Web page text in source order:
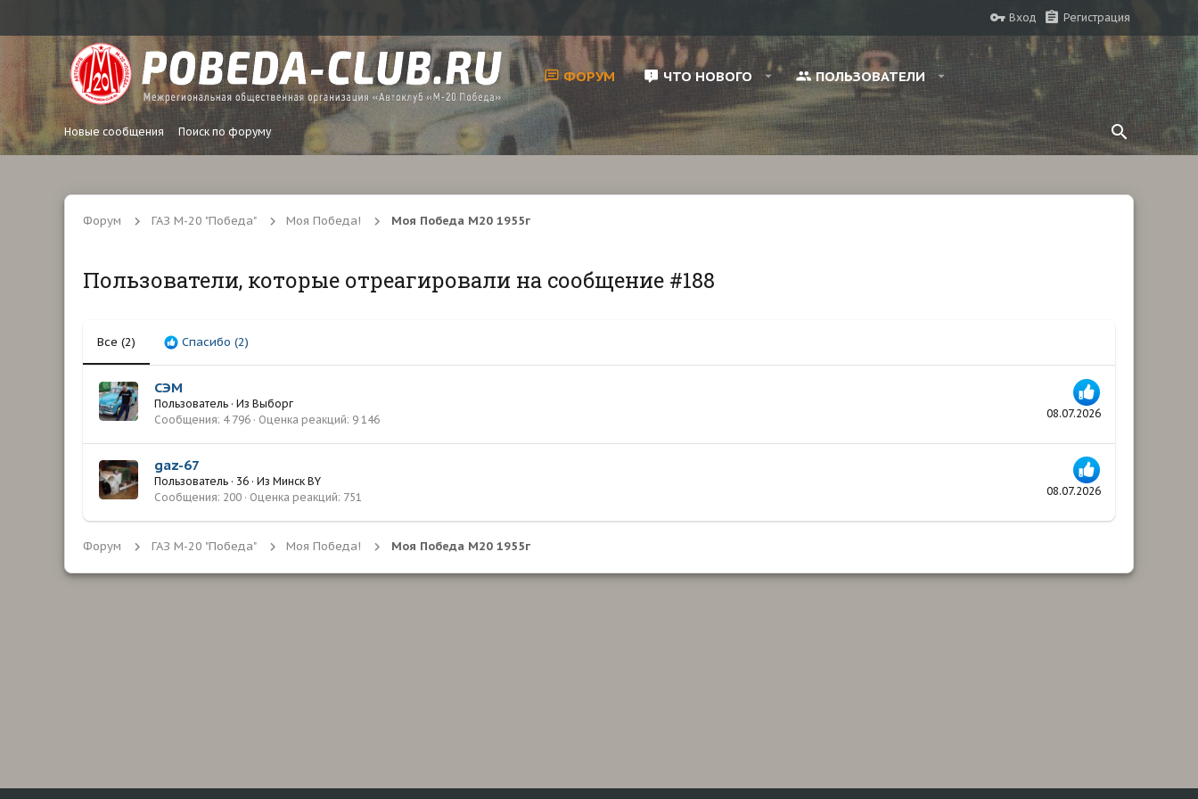
Вход Регистрация
ФОРУМ ЧТО НОВОГО ПОЛЬЗОВАТЕЛИ
Новые сообщения Поиск по форуму
Форум ГАЗ М-20 "Победа" Моя Победа! Моя Победа М20 1955г
Пользователи, которые отреагировали на сообщение #188
Все (2) Спасибо (2)
08.07.2026
СЭМ
Пользователь · Из Выборг
Сообщения 4 796 Оценка реакций 9 146
08.07.2026
gaz-67
Пользователь · 36 · Из Минск BY
Сообщения 200 Оценка реакций 751
Форум ГАЗ М-20 "Победа" Моя Победа! Моя Победа М20 1955г